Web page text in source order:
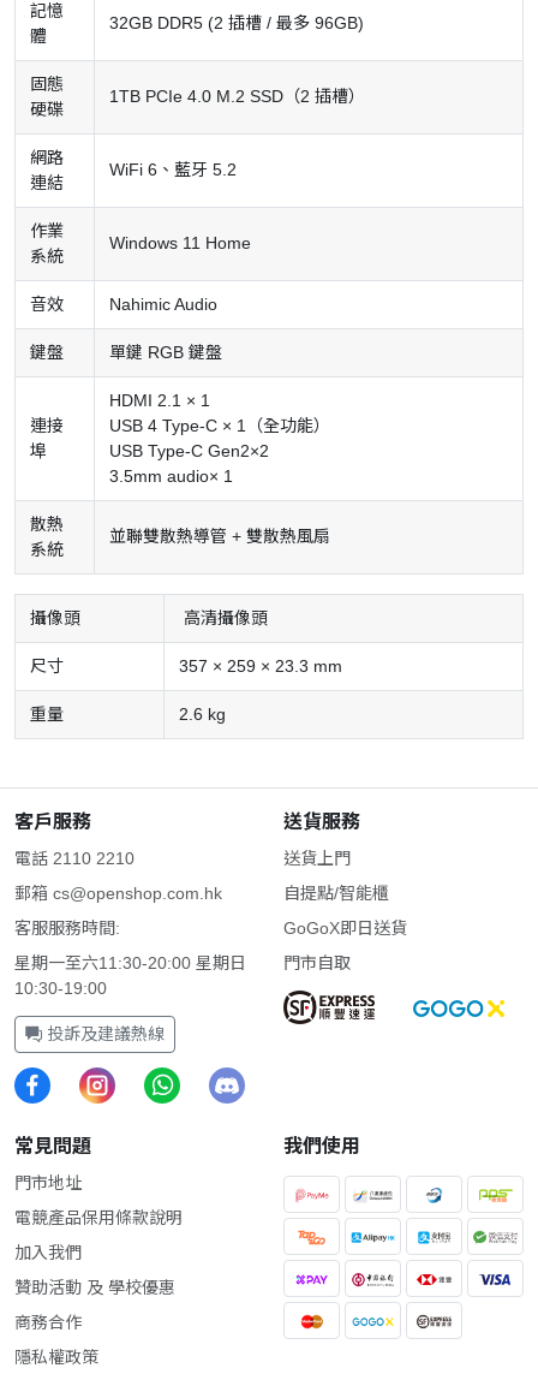
記憶
體
32GB DDR5 (2 插槽 / 最多 96GB)
固態
硬碟
1TB PCIe 4.0 M.2 SSD（2 插槽）
網路
連結
WiFi 6、藍牙 5.2
作業
系統
Windows 11 Home
音效 Nahimic Audio
鍵盤 單鍵 RGB 鍵盤
連接
埠
HDMI 2.1 × 1
USB 4 Type-C × 1（全功能）
USB Type-C Gen2×2
3.5mm audio× 1
散熱
系統
並聯雙散熱導管 + 雙散熱風扇
攝像頭 高清攝像頭
尺寸 357 × 259 × 23.3 mm
重量 2.6 kg
客戶服務
電話 2110 2210
郵箱 cs@openshop.com.hk
客服服務時間:
星期一至六11:30-20:00 星期日
10:30-19:00
投訴及建議熱線
送貨服務
送貨上門
自提點/智能櫃
GoGoX即日送貨
門市自取
常見問題
門市地址
電競產品保用條款說明
加入我們
贊助活動 及 學校優惠
商務合作
隱私權政策
我們使用